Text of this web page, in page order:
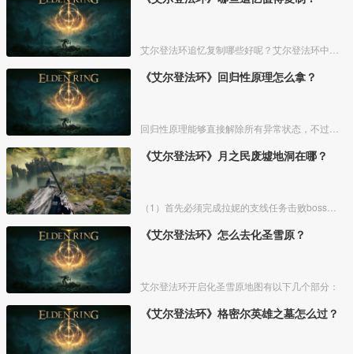
《艾尔登法环》回归性原理怎么拿？
《艾尔登法环》月之民废墟地洞在哪？
《艾尔登法环》怎么去化圣雪原？
艾尔登法环开启化圣雪原地图有以下几个部分：
《艾尔登法环》格密尔英雄之墓怎么过？